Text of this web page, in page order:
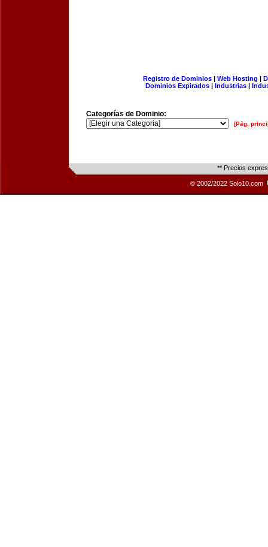
Registro de Dominios| Web Hosting |
Dominios Expirados | Industrias |
Categorías de Dominio:
[Pág.
** Precios
© 2002/2022 Solo10.com